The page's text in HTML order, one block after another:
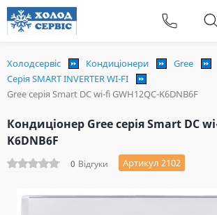
Холодсервіс Кондиціонери
Gree
Серія SMART INVERTER WI-FI
Gree серія Smart DC wi-fi GWH12QC-K6DNB6F
Кондиціонер Gree серія Smart DC
K6DNB6F
0 Відгуки Артикул 2102